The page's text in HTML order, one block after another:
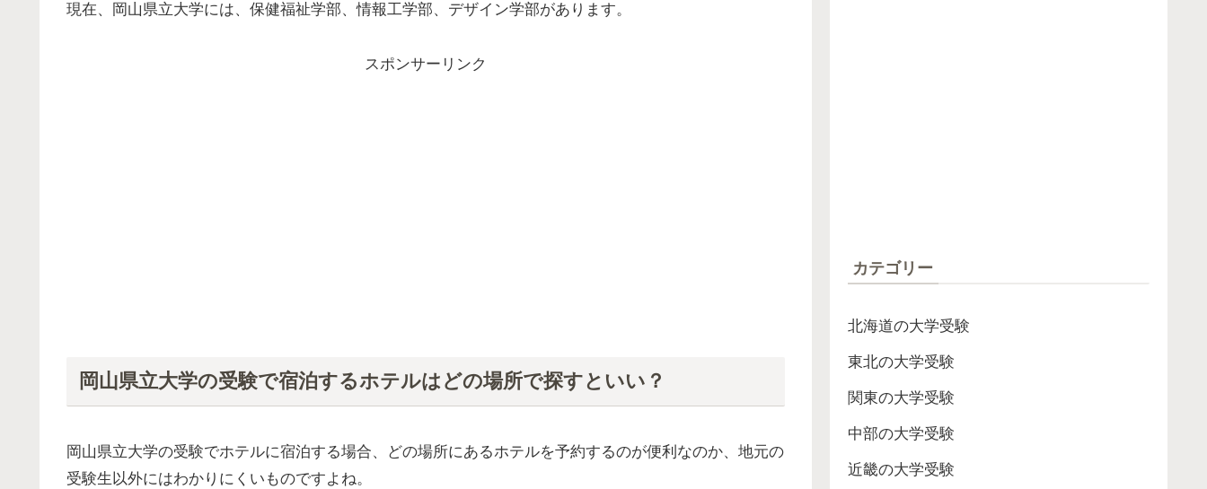
現在、岡山県立大学には、保健福祉学部、情報工学部、デザイン学部があります。
スポンサーリンク
岡山県立大学の受験で宿泊するホテルはどの場所で探すといい？
岡山県立大学の受験でホテルに宿泊する場合、どの場所にあるホテルを予約するのが便利なのか、地元の
受験生以外にはわかりにくいものですよね。
カテゴリー
北海道の大学受験
東北の大学受験
関東の大学受験
中部の大学受験
近畿の大学受験